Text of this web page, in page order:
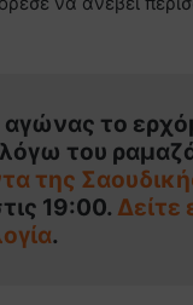
το
του
της
19:00. Δείτε
.